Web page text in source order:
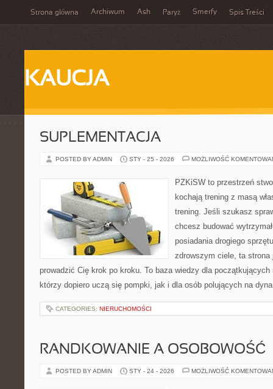
Strona główna Archiwum Ash Paryż Smerfy Spis Treści
KAUCJA
SUPLEMENTACJA
POSTED BY ADMIN STY - 25 - 2026 MOŻLIWOŚĆ
PZKiSW to przestrzeń
kochają trening z masą
trening. Jeśli szukasz
chcesz budować
posiadania drogiego
zdrowszym ciele, ta strona
prowadzić Cię krok po kroku. To baza wiedzy dla
którzy dopiero uczą się pompki, jak i dla osób polujących na
CATEGORIES: NIERUCHOMOŚCI
RANDKOWANIE A OSOBOWOŚĆ
POSTED BY ADMIN STY - 24 - 2026 MOŻLIWOŚĆ